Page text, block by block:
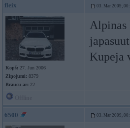
fleix 03. Mar 2009,
Kopš: 27. Jun 2006
Ziņojumi: 8379
Braucu ar: 22
Alpinas
Kupeja
6500 03. Mar 2009,